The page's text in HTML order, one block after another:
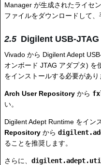
Manager が生成されたライセ
ファイルをダウンロードして、
Digilent USB-JTAG
Vivado から Digilent Adept
オンボード JTAG アダプタ) を
をインストールする必要があり
Arch User Repository から
い。
Digilent Adept Runtime をイン
Repository から
ることを推奨します。
さらに、